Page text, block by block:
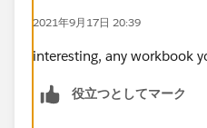
2021年9月17日 20:39
interesting, any workbook
役立つとしてマーク